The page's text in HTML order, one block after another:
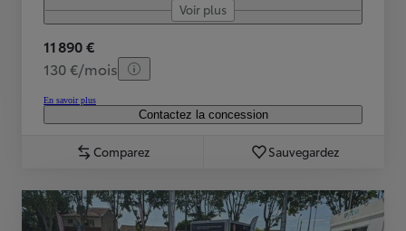
Voir plus
11 890 €
130 €/mois
En savoir plus
Contactez la concession
Comparez Sauvegardez